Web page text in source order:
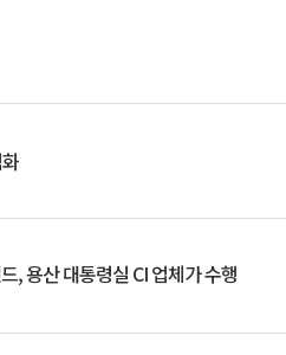
용산 대통령실 CI 업체가 수행